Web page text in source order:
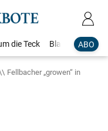
ABO
die Teck Blaulicht
Fellbacher „growen“ in